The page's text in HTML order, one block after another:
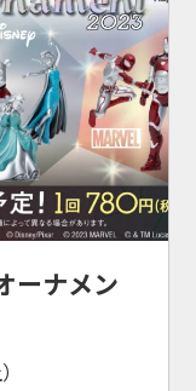
ーナメン